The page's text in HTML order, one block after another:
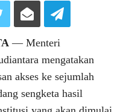
― Menteri
mengatakan
akses ke sejumlah
sengketa hasil